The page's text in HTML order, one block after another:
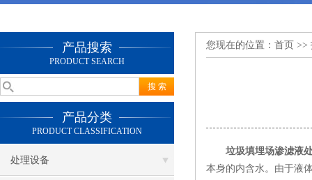
产品搜索
PRODUCT SEARCH
产品分类
PRODUCT CLASSIFICATION
处理设备
您现在的位置： 首页 >>
垃圾填埋场渗滤液
本身的内含水。由于液